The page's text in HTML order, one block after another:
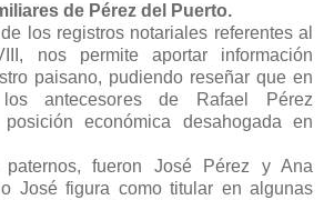
de Pérez del Puerto.
registros notariales referentes al
nos permite aportar información
paisano, pudiendo reseñar que en
los antecesores de Rafael Pérez
económica desahogada en
paternos, fueron José Pérez y Ana
José figura como titular en algunas